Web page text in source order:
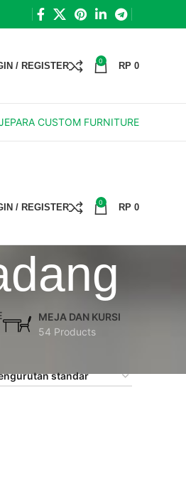
/ REGISTER 0 RP 0
CUSTOM FURNITURE
/ REGISTER 0 RP 0
MEJA DAN KURSI
54 Products